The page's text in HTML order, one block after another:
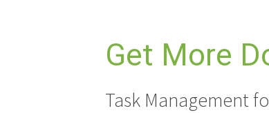
Get More
Task Management